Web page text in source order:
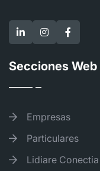
Secciones Web
Empresas
Particulares
Lidiare Conectia